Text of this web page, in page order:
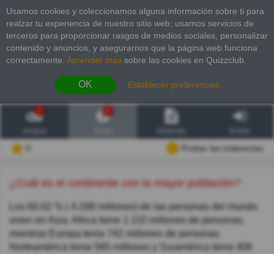
Usamos cookies y coleccionamos alguna información sobre ti para
realzar tu experiencia de nuestro sitio web; usamos servicios de
terceros para proporcionar rasgos de medios sociales, personalizar
contenido y anuncios, y asegurarnos que la página web funciona
correctamente. Aprender más sobre las cookies en Quizzclub.
OK Establecer preferencias
2
Probar las inderectas
¿Cuál es el continente con la mayor población?
Los 60.02 % ( 4.298 millones) de las personas del mundo
viven en Asia. Africa tiene 1.110 millones de personas,
mientras Europa tenía 742 millones de personas.
Norteamérica tiene 565 millones y Suramérica tiene 406